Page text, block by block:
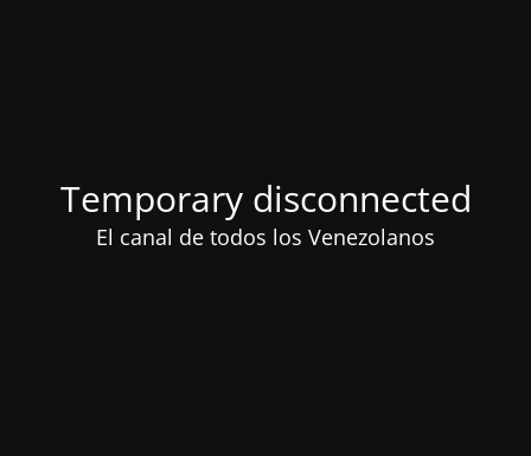
Temporary disconnected
El canal de todos los Venezolanos